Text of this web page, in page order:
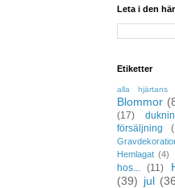
Leta i den
Etiketter
alla hjärtans
Blommor
(17)
försäljning
Hemlagat (4)
hos...
(11)
(39) jul